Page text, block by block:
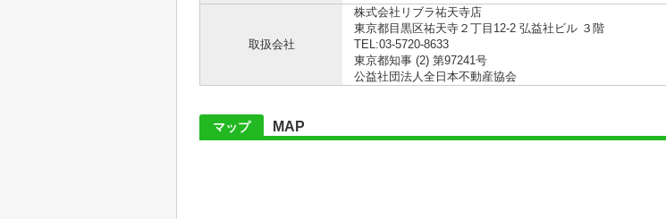
取扱会社
株式会社リブラ祐天寺店
東京都目黒区祐天寺２丁目12-2 弘益社ビル ３階
TEL:03-5720-8633
東京都知事 (2) 第97241号
公益社団法人全日本不動産協会
マップ MAP